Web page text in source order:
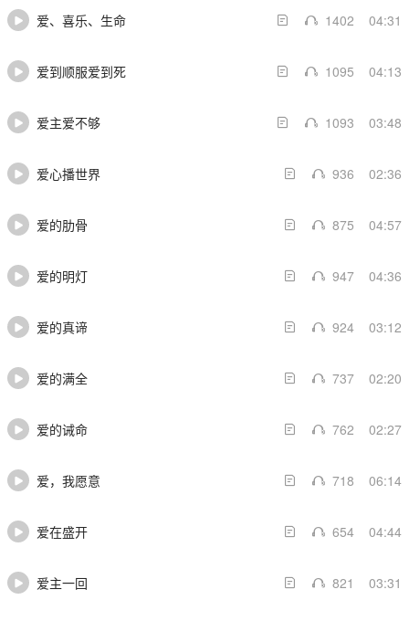
爱、喜乐、生命 1402 04:31
爱到顺服爱到死 1095 04:13
爱主爱不够 1093 03:48
爱心播世界 936 02:36
爱的肋骨 875 04:57
爱的明灯 947 04:36
爱的真谛 924 03:12
爱的满全 737 02:20
爱的诫命 762 02:27
爱，我愿意 718 06:14
爱在盛开 654 04:44
爱主一回 821 03:31